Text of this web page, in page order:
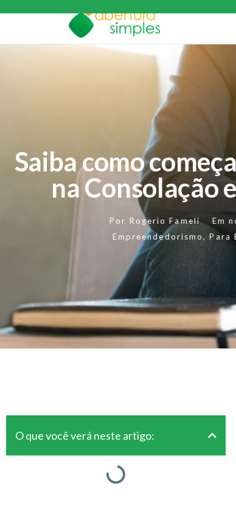
Saiba como
na Consolação
Por Rogerio Fameli Em
Empreendedorismo,Para
O que você verá neste artigo: